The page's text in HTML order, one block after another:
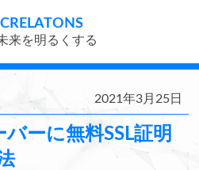
RELATONS
来を明るくする
2021年3月25日
ーに無料SSL証明